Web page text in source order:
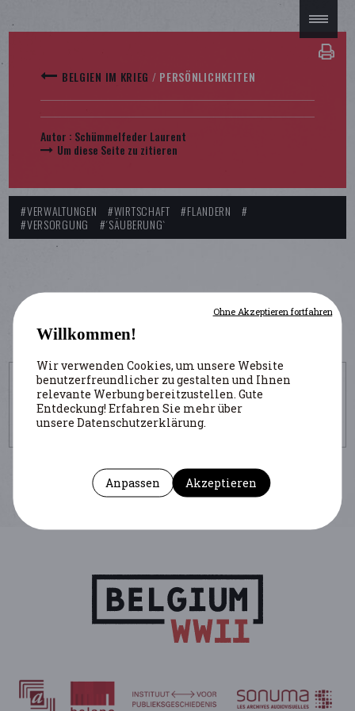
BELGIEN IM KRIEG / PERSÖNLICHKEITEN
Autor : Schümmelfeder Laurent
Um diese Seite zu zitieren
#VERWALTUNGEN #WIRTSCHAFT #FLANDERN
#
#VERSORGUNG
#´SÄUBERUNG`
UM DIESE SEITE ZU ZITIEREN
Autor : Schümmelfeder Laurent
https://www.belgiumwwii.be/de/belgien-im-
krieg/personlichkeiten/de-winter-emiel.html
Willkommen!
Wir verwenden Cookies, um unsere Website
benutzerfreundlicher zu gestalten und Ihnen
relevante Werbung bereitzustellen. Gute
Entdeckung! Erfahren Sie mehr über
unsere Datenschutzerklärung.
Anpassen Akzeptieren
Ohne Akzeptieren fortfahren